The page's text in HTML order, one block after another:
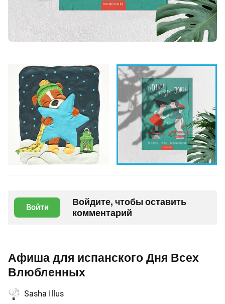
Войти
Войдите, чтобы оставить
комментарий
Афиша для испанского Дня Всех
Влюбленных
Sasha Illus